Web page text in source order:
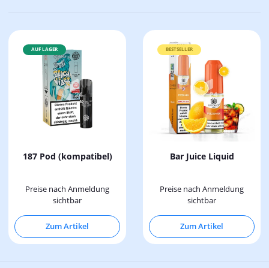
AUF LAGER
187 Pod (kompatibel)
Preise nach Anmeldung
sichtbar
Zum Artikel
BESTSELLER
Bar Juice Liquid
Preise nach Anmeldung
sichtbar
Zum Artikel